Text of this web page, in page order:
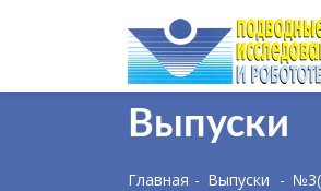
Выпуски
Главная Выпуски